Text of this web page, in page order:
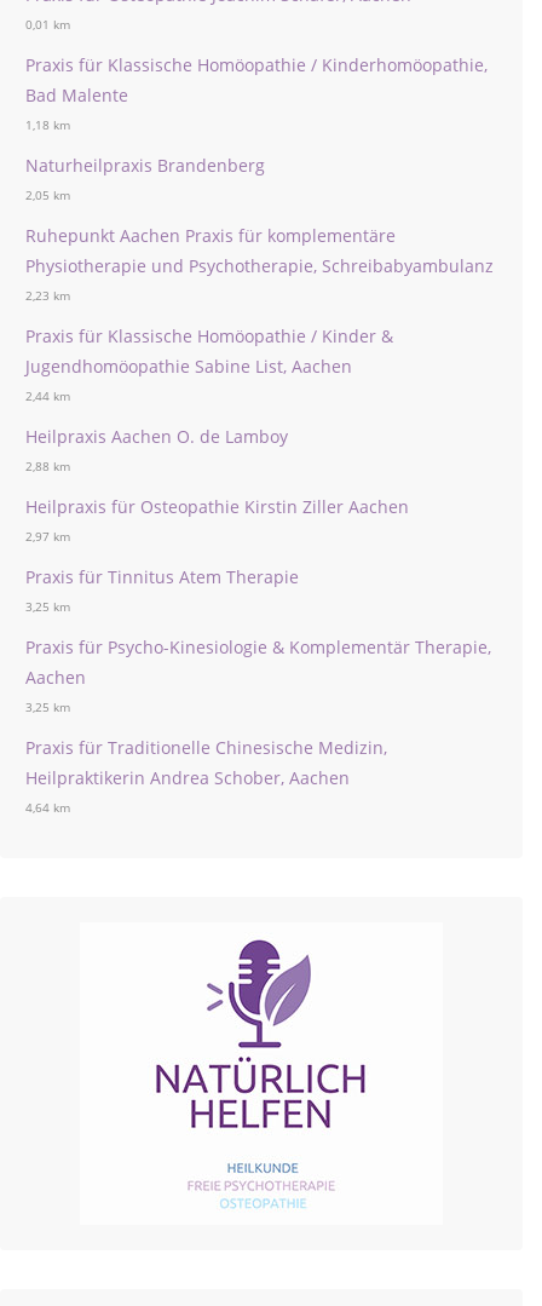
0,01 km
Praxis für Klassische Homöopathie / Kinderhomöopathie,
Bad Malente
1,18 km
Naturheilpraxis Brandenberg
2,05 km
Ruhepunkt Aachen Praxis für komplementäre
Physiotherapie und Psychotherapie, Schreibabyambulanz
2,23 km
Praxis für Klassische Homöopathie / Kinder &
Jugendhomöopathie Sabine List, Aachen
2,44 km
Heilpraxis Aachen O. de Lamboy
2,88 km
Heilpraxis für Osteopathie Kirstin Ziller Aachen
2,97 km
Praxis für Tinnitus Atem Therapie
3,25 km
Praxis für Psycho-Kinesiologie & Komplementär Therapie,
Aachen
3,25 km
Praxis für Traditionelle Chinesische Medizin,
Heilpraktikerin Andrea Schober, Aachen
4,64 km